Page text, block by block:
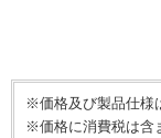
※価格及び製品仕様
※価格に消費税は含